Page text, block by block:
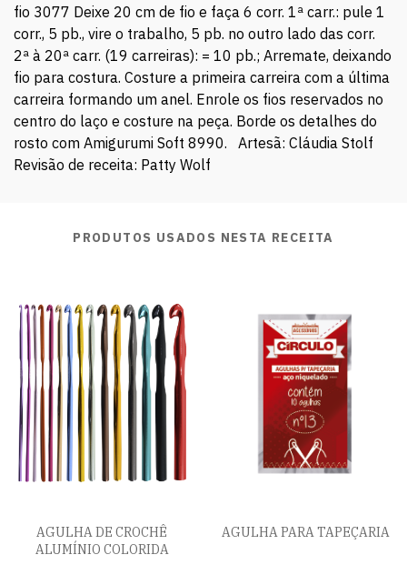
fio 3077 Deixe 20 cm de fio e faça 6 corr. 1ª carr.: pule 1
corr., 5 pb., vire o trabalho, 5 pb. no outro lado das corr.
2ª à 20ª carr. (19 carreiras): = 10 pb.; Arremate, deixando
fio para costura. Costure a primeira carreira com a última
carreira formando um anel. Enrole os fios reservados no
centro do laço e costure na peça. Borde os detalhes do
rosto com Amigurumi Soft 8990. Artesã: Cláudia Stolf
Revisão de receita: Patty Wolf
PRODUTOS USADOS NESTA RECEITA
AGULHA DE CROCHÊ
ALUMÍNIO COLORIDA
AGULHA PARA TAPEÇARIA